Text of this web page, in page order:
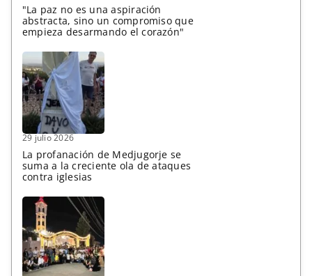
"La paz no es una aspiración
abstracta, sino un compromiso que
empieza desarmando el corazón"
29 julio 2026
La profanación de Medjugorje se
suma a la creciente ola de ataques
contra iglesias